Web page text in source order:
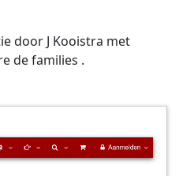
door J Kooistra met
de families .